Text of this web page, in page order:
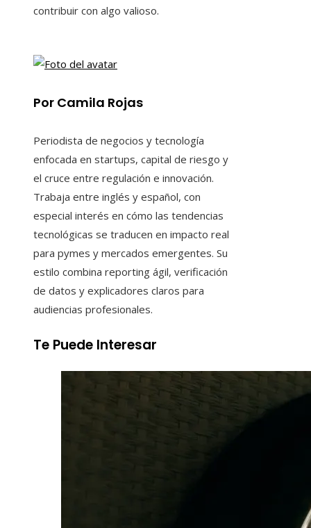
contribuir con algo valioso.
Por Camila Rojas
Periodista de negocios y tecnología
enfocada en startups, capital de riesgo y
el cruce entre regulación e innovación.
Trabaja entre inglés y español, con
especial interés en cómo las tendencias
tecnológicas se traducen en impacto real
para pymes y mercados emergentes. Su
estilo combina reporting ágil, verificación
de datos y explicadores claros para
audiencias profesionales.
Te Puede Interesar